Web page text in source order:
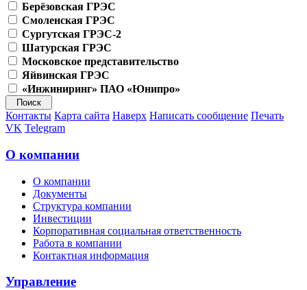
Берёзовская ГРЭС
Смоленская ГРЭС
Сургутская ГРЭС-2
Шатурская ГРЭС
Московское представительство
Яйвинская ГРЭС
«Инжиниринг» ПАО «Юнипро»
Контакты Карта сайта Наверх Написать сообщение Печать
VK Telegram
О компании
О компании
Документы
Структура компании
Инвестиции
Корпоративная социальная ответственность
Работа в компании
Контактная информация
Управление